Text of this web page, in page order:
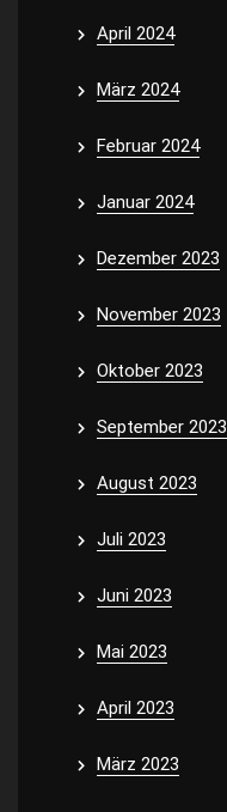
April 2024
März 2024
Februar 2024
Januar 2024
Dezember 2023
November 2023
Oktober 2023
September 2023
August 2023
Juli 2023
Juni 2023
Mai 2023
April 2023
März 2023